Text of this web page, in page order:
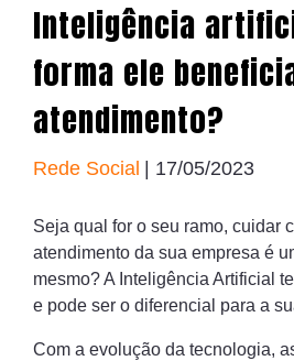
Inteligência
forma ele
atendimento?
Rede Social | 17/05/2023
Seja qual for o seu ramo, cuidar
atendimento da sua empresa é
mesmo? A Inteligência Artificial
e pode ser o diferencial para a
Com a evolução da tecnologia,